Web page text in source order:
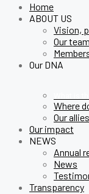
Home
ABOUT US
Vision,
Our team
Our DNA
Where
Our allies
Our impact
NEWS
Annual
News
Transparency